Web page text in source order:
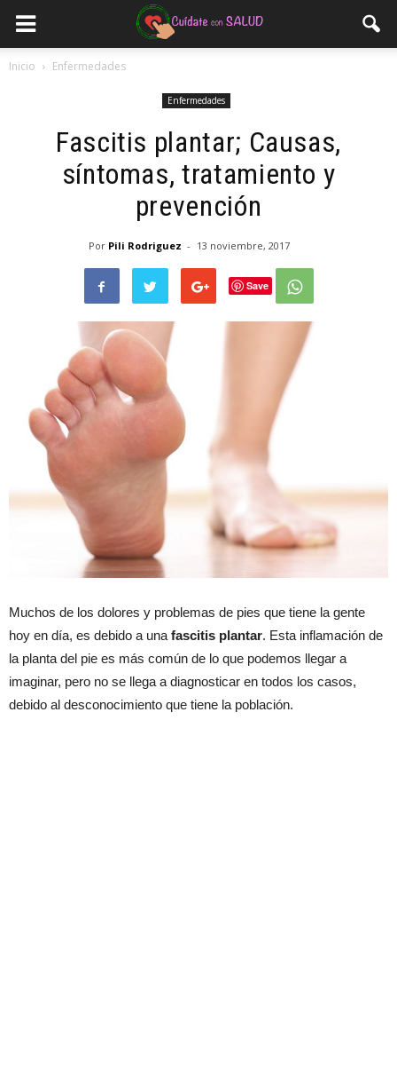
Inicio Enfermedades
Enfermedades
Fascitis plantar; Causas,
síntomas, tratamiento y
prevención
Por Pili Rodriguez - 13 noviembre, 2017
Save
Muchos de los dolores y problemas de pies que tiene la gente
hoy en día, es debido a una fascitis plantar. Esta inflamación de
la planta del pie es más común de lo que podemos llegar a
imaginar, pero no se llega a diagnosticar en todos los casos,
debido al desconocimiento que tiene la población.